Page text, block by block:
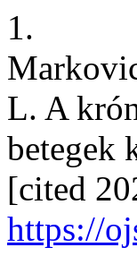
1.
L. A
betegek
[cited
https://